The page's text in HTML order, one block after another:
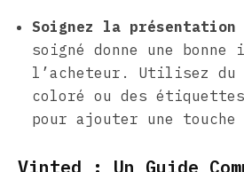
Soignez la présentation
soigné donne une bonne
l’acheteur. Utilisez du
coloré ou des
pour ajouter une touche